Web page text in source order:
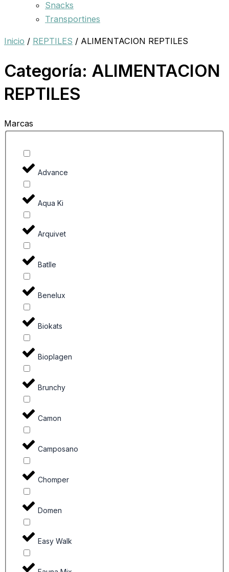
Snacks
Transportines
Inicio / REPTILES / ALIMENTACION REPTILES
Categoría: ALIMENTACION
REPTILES
Marcas
Advance
Aqua Ki
Arquivet
Batlle
Benelux
Biokats
Bioplagen
Brunchy
Camon
Camposano
Chomper
Domen
Easy Walk